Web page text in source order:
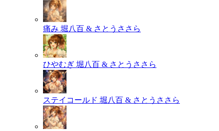
痛み 堀八百 & さとうささら
ひやむぎ 堀八百 & さとうささら
ステイコールド 堀八百 & さとうささら